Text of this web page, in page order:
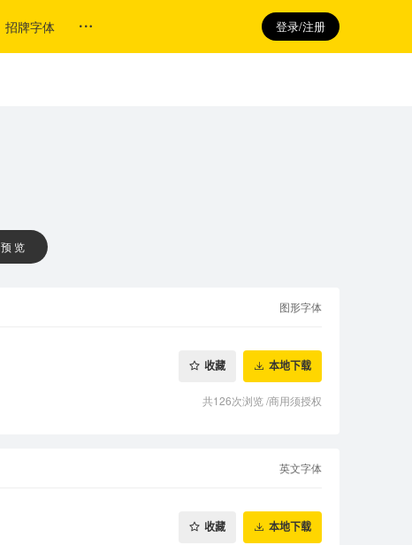
招牌字体 登录/注册
预 览
图形字体
收藏 本地下载
共126次浏览/商用须授权
英文字体
收藏 本地下载